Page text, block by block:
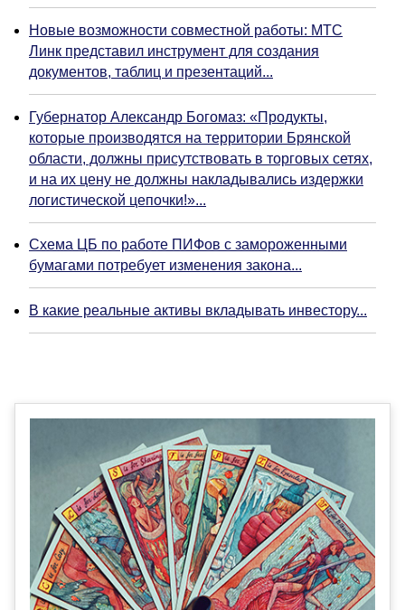
Новые возможности совместной работы: МТС
Линк представил инструмент для создания
документов, таблиц и презентаций...
Губернатор Александр Богомаз: «Продукты,
которые производятся на территории Брянской
области, должны присутствовать в торговых сетях,
и на их цену не должны накладывались издержки
логистической цепочки!»...
Схема ЦБ по работе ПИФов с замороженными
бумагами потребует изменения закона...
В какие реальные активы вкладывать инвестору...